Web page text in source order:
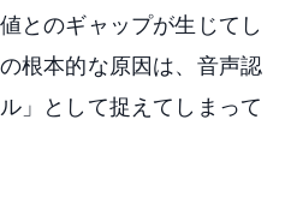
とのギャップが生じてし
根本的な原因は、音声認
」として捉えてしまって